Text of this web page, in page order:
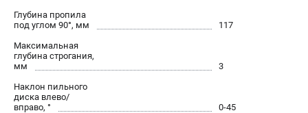
Глубина пропила
под углом 90°, мм
117
Максимальная
глубина строгания,
мм
3
Наклон пильного
диска влево/
вправо, °
0-45